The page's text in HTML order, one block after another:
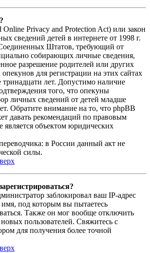
Privacy and Protection Act) или закон
сведений детей в интернете от 1998 г.
Штатов, требующий от
собирающих личные сведения,
разрешение родителей или других
для регистрации на этих сайтах
тринадцати лет. Допустимо наличие
того, что опекуны
личных сведений от детей младше
Обратите внимание на то, что phpBB
давать рекомендаций по правовым
является объектом юридических
в России данный акт не
силы.
заблокировал ваш IP-адрес
имя, под которым вы пытаетесь
Также он мог вообще отключить
пользователей. Свяжитесь с
для получения более точной